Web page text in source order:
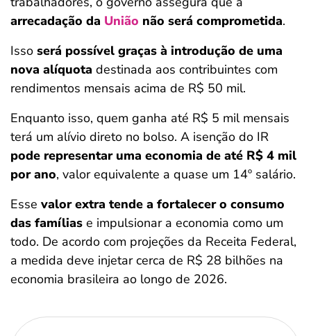
arrecadação da União não será comprometida.
Isso será possível graças à introdução de uma
nova alíquota destinada aos contribuintes com
rendimentos mensais acima de R$ 50 mil.
Enquanto isso, quem ganha até R$ 5 mil mensais
terá um alívio direto no bolso. A isenção do IR
pode representar uma economia de até R$ 4 mil
por ano, valor equivalente a quase um 14º salário.
Esse valor extra tende a fortalecer o consumo
das famílias e impulsionar a economia como um
todo. De acordo com projeções da Receita Federal,
a medida deve injetar cerca de R$ 28 bilhões na
economia brasileira ao longo de 2026.